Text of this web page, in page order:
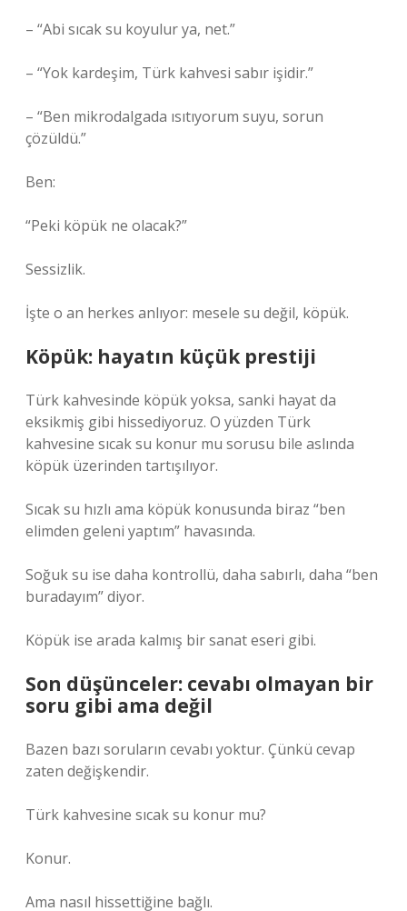
– “Abi sıcak su koyulur ya, net.”
– “Yok kardeşim, Türk kahvesi sabır işidir.”
– “Ben mikrodalgada ısıtıyorum suyu, sorun
çözüldü.”
Ben:
“Peki köpük ne olacak?”
Sessizlik.
İşte o an herkes anlıyor: mesele su değil, köpük.
Köpük: hayatın küçük prestiji
Türk kahvesinde köpük yoksa, sanki hayat da
eksikmiş gibi hissediyoruz. O yüzden Türk
kahvesine sıcak su konur mu sorusu bile aslında
köpük üzerinden tartışılıyor.
Sıcak su hızlı ama köpük konusunda biraz “ben
elimden geleni yaptım” havasında.
Soğuk su ise daha kontrollü, daha sabırlı, daha “ben
buradayım” diyor.
Köpük ise arada kalmış bir sanat eseri gibi.
Son düşünceler: cevabı olmayan bir
soru gibi ama değil
Bazen bazı soruların cevabı yoktur. Çünkü cevap
zaten değişkendir.
Türk kahvesine sıcak su konur mu?
Konur.
Ama nasıl hissettiğine bağlı.